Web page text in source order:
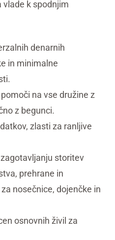
vlade k spodnjim
denarnih
in minimalne
na vse družine z
z begunci.
zlasti za ranljive
storitev
prehrane in
nosečnice, dojenčke in
osnovnih živil za